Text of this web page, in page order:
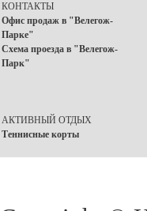
КОНТАКТЫ
Офис продаж в "Велегож-
Парке"
Схема проезда в "Велегож-
Парк"
АКТИВНЫЙ ОТДЫХ
Теннисные корты